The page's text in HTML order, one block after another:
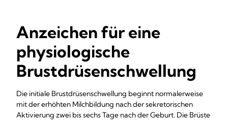
Anzeichen für eine
physiologische
Brustdrüsenschwellung
Die initiale Brustdrüsenschwellung beginnt normalerweise
mit der erhöhten Milchbildung nach der sekretorischen
Aktivierung zwei bis sechs Tage nach der Geburt. Die Brüste